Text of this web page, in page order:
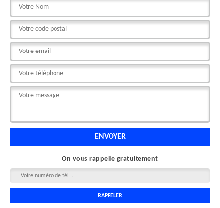
On vous rappelle gratuitement